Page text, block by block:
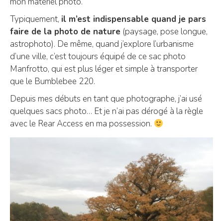
Typiquement, il m’est indispensable quand je pars
faire de la photo de nature (paysage, pose longue,
astrophoto). De même, quand j’explore l’urbanisme
d’une ville, c’est toujours équipé de ce sac photo
Manfrotto, qui est plus léger et simple à transporter
que le Bumblebee 220.
Depuis mes débuts en tant que photographe, j’ai usé
quelques sacs photo… Et je n’ai pas dérogé à la règle
avec le Rear Access en ma possession.